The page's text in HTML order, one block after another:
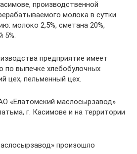
производственной
молока в сутки.
молоко 2,5%, сметана 20%,
5%.
предприятие имеет
по выпечке хлебобулочных
цех, пельменный цех.
«Елатомский маслосырзавод»
г. Касимове и на территории
произошло